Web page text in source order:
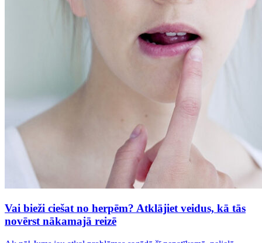
Vai bieži ciešat no herpēm? Atklājiet veidus, kā tās
novērst nākamajā reizē